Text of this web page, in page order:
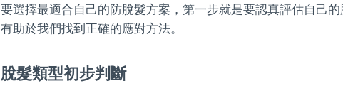
要選擇最適合自己的防脫髮方案，第一步就是要認真評估自己
有助於我們找到正確的應對方法。
脫髮類型初步判斷